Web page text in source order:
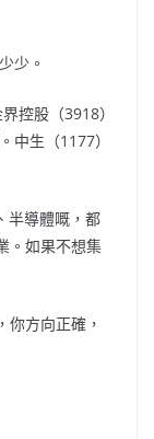
少。
控股（3918）
中生（1177）
半導體嘅，都
。如果不想集
你方向正確，